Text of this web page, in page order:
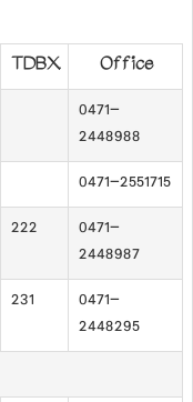
TDBX
Office
0471-
2448988
0471-2551715
222
0471-
2448987
231
0471-
2448295